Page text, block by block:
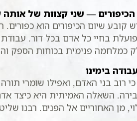
הכיפורים — שני קצוות של אותה
קובע שיום הכיפורים הוא
בחיי כל אדם בכל דור.
כמלחמה פנימית בכוחות הספק
בימינו
רוב בני האדם, ואפילו שומרי
השאלה האמיתית היא כיצד
מן האחוריים אל הפנים. רבנו